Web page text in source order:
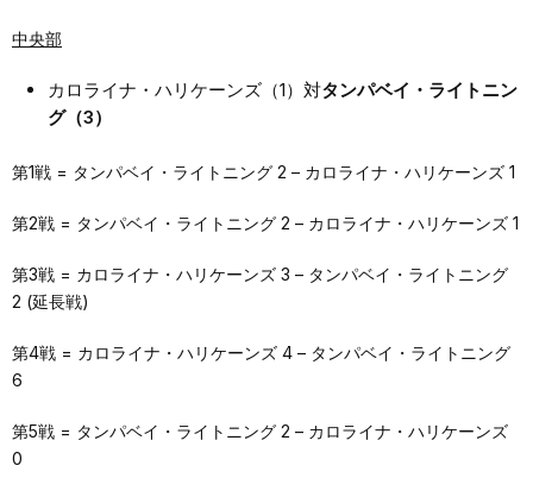
中央部
カロライナ・ハリケーンズ（1）対タンパベイ・ライトニン
グ（3）
第1戦 = タンパベイ・ライトニング 2 – カロライナ・ハリケーンズ 1
第2戦 = タンパベイ・ライトニング 2 – カロライナ・ハリケーンズ 1
第3戦 = カロライナ・ハリケーンズ 3 – タンパベイ・ライトニング
2 (延長戦)
第4戦 = カロライナ・ハリケーンズ 4 – タンパベイ・ライトニング
6
第5戦 = タンパベイ・ライトニング 2 – カロライナ・ハリケーンズ
0